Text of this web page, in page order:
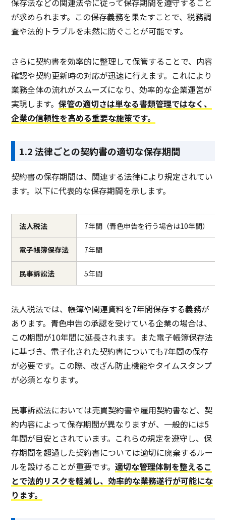
保存法などの関連法令に従って保存期間を遵守すること
が求められます。この保存義務を果たすことで、税務調
査や法的トラブルを未然に防ぐことが可能です。
さらに契約書を効率的に整理して保管することで、内容
確認や契約更新時の対応が迅速に行えます。これにより
業務全体の流れがスムーズになり、効率的な企業運営が
実現します。保管の適切さは単なる書類管理ではなく、
企業の信頼性を高める重要な施策です。
1.2 法律ごとの契約書の適切な保存期間
契約書の保存期間は、関連する法律により規定されてい
ます。以下に代表的な保存期間を示します。
法人税法 7年間（青色申告を行う場合は10年間）
電子帳簿保存法 7年間
民事訴訟法 5年間
法人税法では、帳簿や関連資料を7年間保存する義務が
あります。青色申告の承認を受けている企業の場合は、
この期間が10年間に延長されます。また電子帳簿保存法
に基づき、電子化された契約書についても7年間の保存
が必要です。この際、改ざん防止機能やタイムスタンプ
が必須となります。
民事訴訟法においては売買契約書や雇用契約書など、契
約内容によって保存期間が異なりますが、一般的には5
年間が目安とされています。これらの規定を遵守し、保
存期間を超過した契約書については適切に廃棄するルー
ルを設けることが重要です。適切な管理体制を整えるこ
とで法的リスクを軽減し、効率的な業務遂行が可能にな
ります。